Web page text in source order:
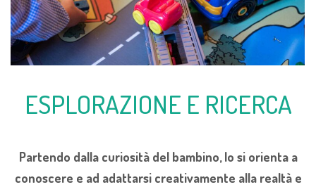
ESPLORAZIONE E RICERCA
Partendo dalla curiosità del bambino, lo si orienta a
conoscere e ad adattarsi creativamente alla realtà e